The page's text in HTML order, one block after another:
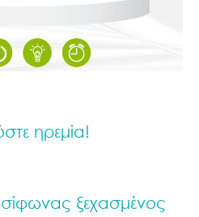
ηρεμία!
ξεχασμένος